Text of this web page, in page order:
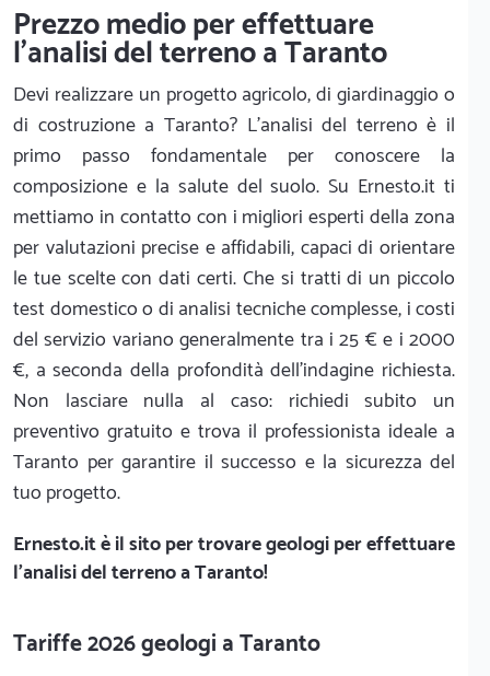
Prezzo medio per effettuare
l'analisi del terreno a Taranto
Devi realizzare un progetto agricolo, di giardinaggio o
di costruzione a Taranto? L'analisi del terreno è il
primo passo fondamentale per conoscere la
composizione e la salute del suolo. Su Ernesto.it ti
mettiamo in contatto con i migliori esperti della zona
per valutazioni precise e affidabili, capaci di orientare
le tue scelte con dati certi. Che si tratti di un piccolo
test domestico o di analisi tecniche complesse, i costi
del servizio variano generalmente tra i 25 € e i 2000
€, a seconda della profondità dell'indagine richiesta.
Non lasciare nulla al caso: richiedi subito un
preventivo gratuito e trova il professionista ideale a
Taranto per garantire il successo e la sicurezza del
tuo progetto.
Ernesto.itè il sito per trovare geologi per effettuare
l'analisi del terreno a Taranto!
Tariffe 2026 geologi a Taranto